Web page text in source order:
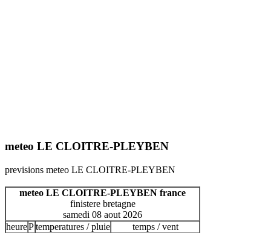
meteo LE CLOITRE-PLEYBEN
previsions meteo LE CLOITRE-PLEYBEN
meteo LE CLOITRE-PLEYBEN france
finistere bretagne
samedi 08 aout 2026
heurePtemperatures / pluie temps / vent